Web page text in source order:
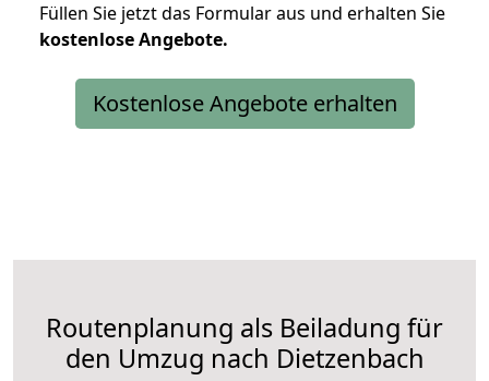
Füllen Sie jetzt das Formular aus und erhalten Sie
kostenloseAngebote.
Kostenlose Angebote erhalten
Routenplanung als Beiladung für
den Umzug nach Dietzenbach